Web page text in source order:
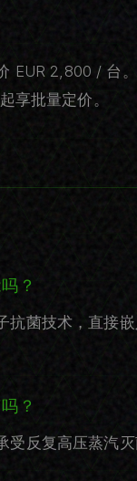
EUR 2,800 / 台
享批量定价。
？
抗菌技术，直接
？
受反复高压蒸汽